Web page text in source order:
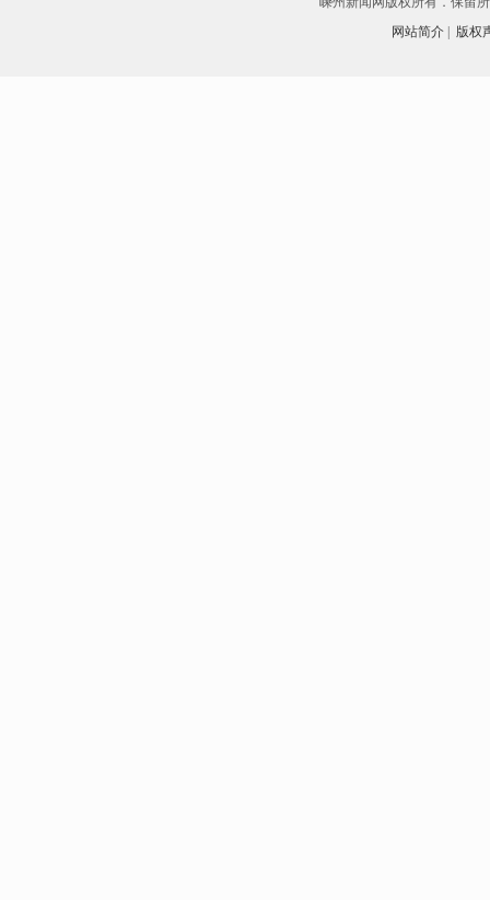
网站简介
版权